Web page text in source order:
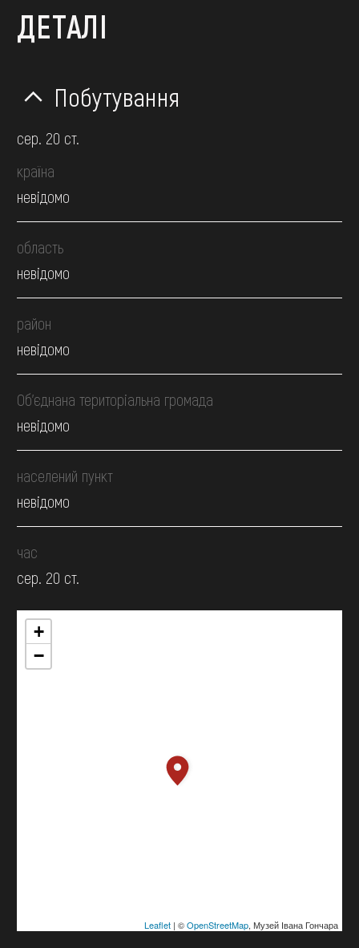
ДЕТАЛІ
Побутування
сер. 20 ст.
країна
невідомо
область
невідомо
район
невідомо
Об’єднана територіальна громада
невідомо
населений пункт
невідомо
час
сер. 20 ст.
+
−
Leaflet| ©OpenStreetMap, Музей Івана Гончара